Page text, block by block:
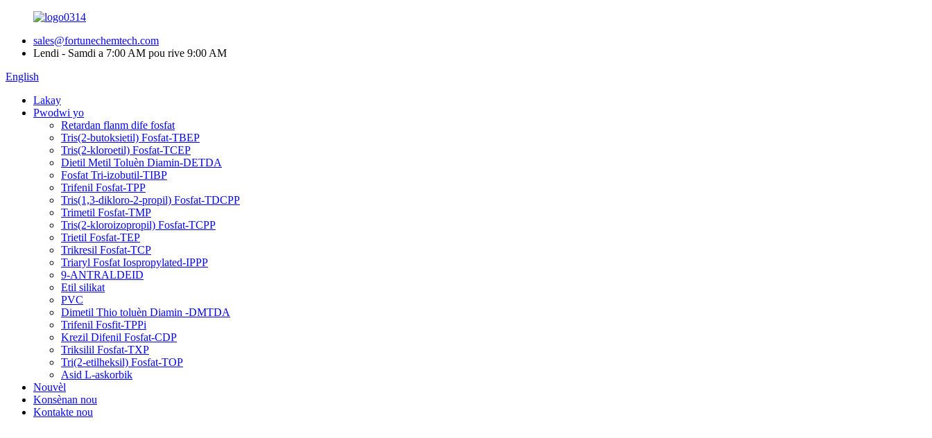
sales@fortunechemtech.com
Lendi - Samdi a 7:00 AM pou rive 9:00 AM
English
Lakay
Pwodwi yo
Retardan flanm dife fosfat
Tris(2-butoksietil) Fosfat-TBEP
Tris(2-kloroetil) Fosfat-TCEP
Dietil Metil Toluèn Diamin-DETDA
Fosfat Tri-izobutil-TIBP
Trifenil Fosfat-TPP
Tris(1,3-dikloro-2-propil) Fosfat-TDCPP
Trimetil Fosfat-TMP
Tris(2-kloroizopropil) Fosfat-TCPP
Trietil Fosfat-TEP
Trikresil Fosfat-TCP
Triaryl Fosfat Iospropylated-IPPP
9-ANTRALDEID
Etil silikat
PVC
Dimetil Thio toluèn Diamin -DMTDA
Trifenil Fosfit-TPPi
Krezil Difenil Fosfat-CDP
Triksilil Fosfat-TXP
Tri(2-etilheksil) Fosfat-TOP
Asid L-askorbik
Nouvèl
Konsènan nou
Kontakte nou